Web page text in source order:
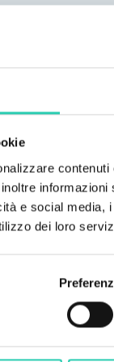
e social media,
dei loro